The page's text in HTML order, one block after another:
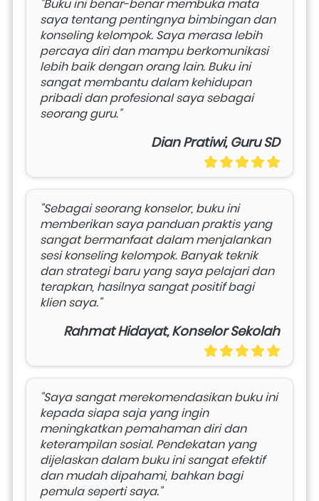
"Buku ini benar-benar membuka mata
saya tentang pentingnya bimbingan dan
konseling kelompok. Saya merasa lebih
percaya diri dan mampu berkomunikasi
lebih baik dengan orang lain. Buku ini
sangat membantu dalam kehidupan
pribadi dan profesional saya sebagai
seorang guru."
Dian Pratiwi, Guru SD
"Sebagai seorang konselor, buku ini
memberikan saya panduan praktis yang
sangat bermanfaat dalam menjalankan
sesi konseling kelompok. Banyak teknik
dan strategi baru yang saya pelajari dan
terapkan, hasilnya sangat positif bagi
klien saya."
Rahmat Hidayat, Konselor Sekolah
"Saya sangat merekomendasikan buku ini
kepada siapa saja yang ingin
meningkatkan pemahaman diri dan
keterampilan sosial. Pendekatan yang
dijelaskan dalam buku ini sangat efektif
dan mudah dipahami, bahkan bagi
pemula seperti saya."